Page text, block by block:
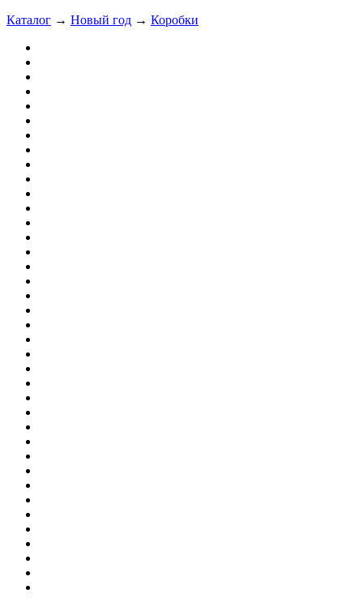
Каталог → Новый год → Коробки